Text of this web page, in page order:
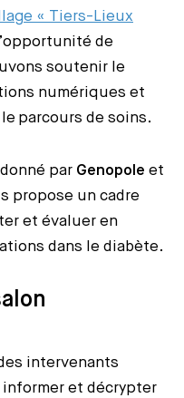
« Tiers-Lieux
de
soutenir le
numériques et
parcours de soins.
par Genopole et
propose un cadre
et évaluer en
dans le diabète.
intervenants
et décrypter